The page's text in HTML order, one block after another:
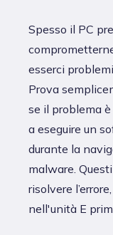
Spesso il PC
esserci
Prova
se il problema
a eseguire un
durante la
malware.
risolvere
nell'unità E